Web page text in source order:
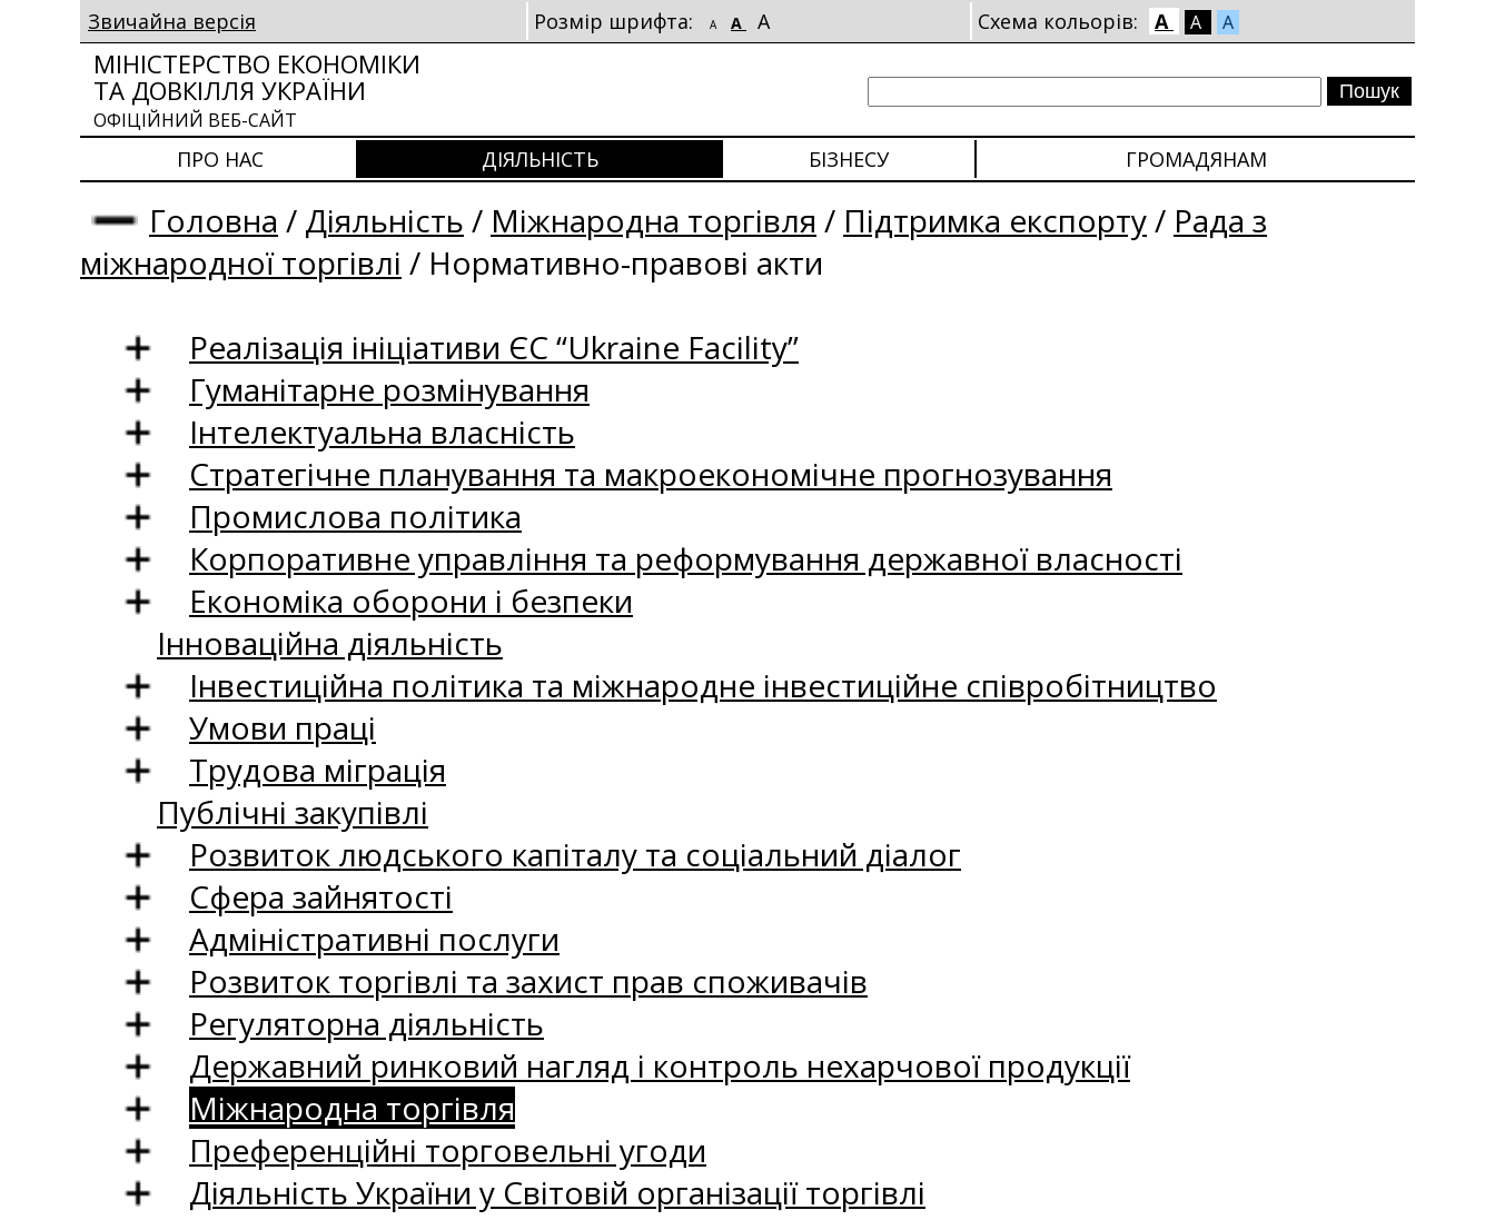
Звичайна версія Розмір шрифта: A A A Схема кольорів: A A A
МІНІСТЕРСТВО ЕКОНОМІКИ
ТА ДОВКІЛЛЯ УКРАЇНИ
ОФІЦІЙНИЙ ВЕБ-САЙТ
ПРО НАС ДІЯЛЬНІСТЬ БІЗНЕСУ ГРОМАДЯНАМ
Головна / Діяльність / Міжнародна торгівля / Підтримка експорту/ Рада з
міжнародної торгівлі / Нормативно-правові акти
Реалізація ініціативи ЄС “Ukraine Facility”
Гуманітарне розмінування
Інтелектуальна власність
Стратегічне планування та макроекономічне прогнозування
Промислова політика
Корпоративне управління та реформування державної власності
Економіка оборони і безпеки
Інноваційна діяльність
Інвестиційна політика та міжнародне інвестиційне співробітництво
Умови праці
Трудова міграція
Публічні закупівлі
Розвиток людського капіталу та соціальний діалог
Сфера зайнятості
Адміністративні послуги
Розвиток торгівлі та захист прав споживачів
Регуляторна діяльність
Державний ринковий нагляд і контроль нехарчової продукції
Міжнародна торгівля
Преференційні торговельні угоди
Діяльність України у Світовій організації торгівлі